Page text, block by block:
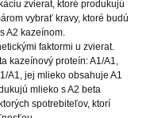
zvierat, ktoré produkujú
vybrať kravy, ktoré budú
A2 kazeínom.
faktormi u zvierat.
kazeínový proteín: A1/A1,
A1, jej mlieko obsahuje A1
mlieko s A2 beta
spotrebiteľov, ktorí